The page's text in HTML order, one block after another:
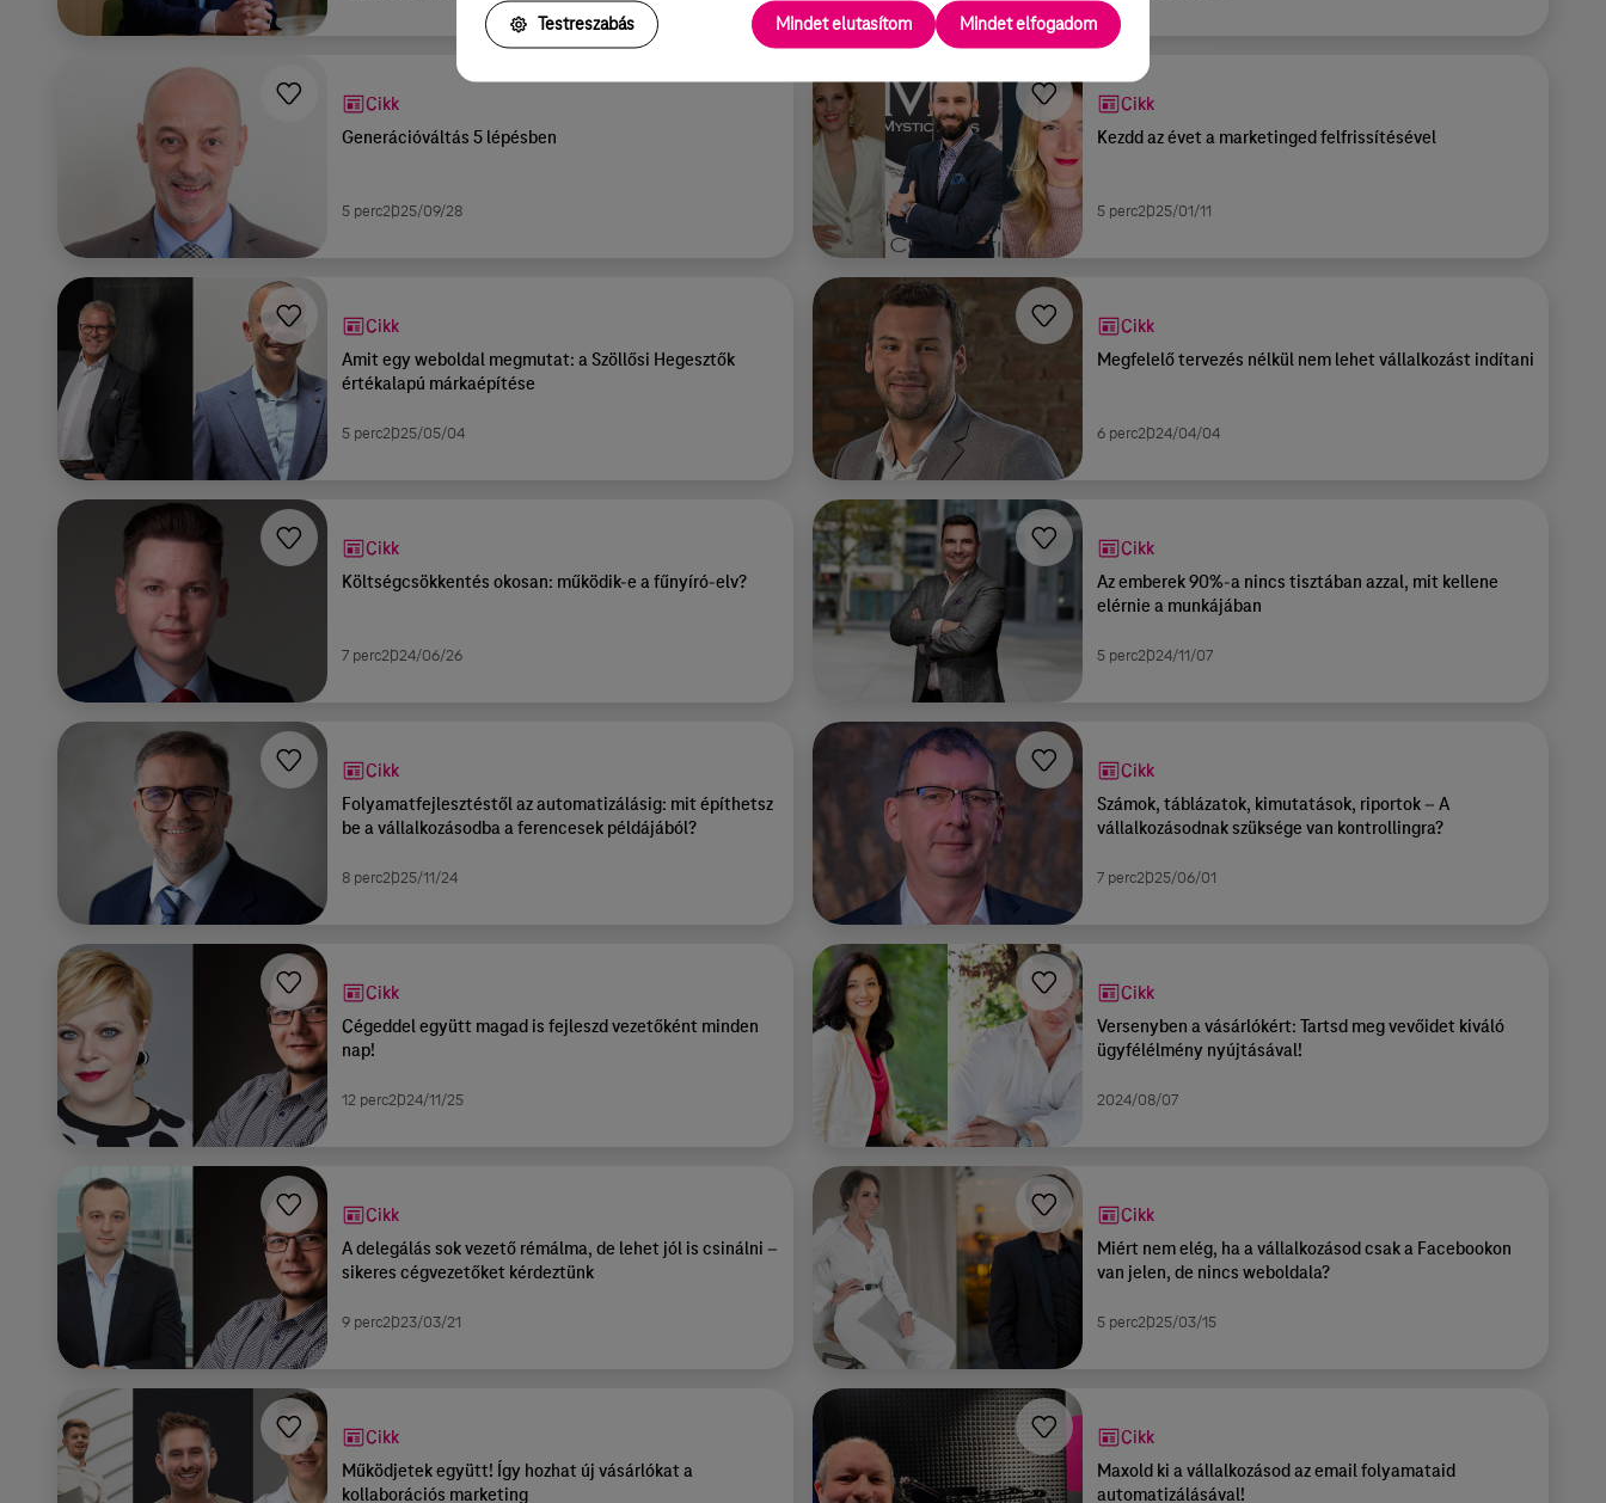
Cikk
Generációváltás 5 lépésben
5 perc2025/09/28
Cikk
Kezdd az évet a marketinged felfrissítésével
5 perc2025/01/11
Cikk
Amit egy weboldal megmutat: a Szöllősi Hegesztők
értékalapú márkaépítése
5 perc2025/05/04
Cikk
Megfelelő tervezés nélkül nem lehet vállalkozást indítani
6 perc2024/04/04
Cikk
Költségcsökkentés okosan: működik-e a fűnyíró-elv?
7 perc2024/06/26
Cikk
Az emberek 90%-a nincs tisztában azzal, mit kellene
elérnie a munkájában
5 perc2024/11/07
Cikk
Folyamatfejlesztéstől az automatizálásig: mit építhetsz
be a vállalkozásodba a ferencesek példájából?
8 perc2025/11/24
Cikk
Számok, táblázatok, kimutatások, riportok – A
vállalkozásodnak szüksége van kontrollingra?
7 perc2025/06/01
Cikk
Cégeddel együtt magad is fejleszd vezetőként minden
nap!
12 perc2024/11/25
Cikk
Versenyben a vásárlókért: Tartsd meg vevőidet kiváló
ügyfélélmény nyújtásával!
2024/08/07
Cikk
A delegálás sok vezető rémálma, de lehet jól is csinálni –
sikeres cégvezetőket kérdeztünk
9 perc2023/03/21
Cikk
Miért nem elég, ha a vállalkozásod csak a Facebookon
van jelen, de nincs weboldala?
5 perc2025/03/15
Cikk
Működjetek együtt! Így hozhat új vásárlókat a
kollaborációs marketing
Cikk
Maxold ki a vállalkozásod az email folyamataid
automatizálásával!
Testreszabás Mindet elutasítom Mindet elfogadom